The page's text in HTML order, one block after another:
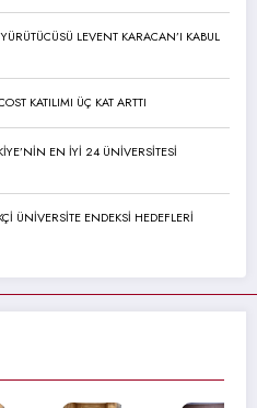
LEVENT KARACAN’I KABUL
KATILIMI ÜÇ KAT ARTTI
EN İYİ 24 ÜNİVERSİTESİ
ÜNİVERSİTE ENDEKSİ HEDEFLERİ